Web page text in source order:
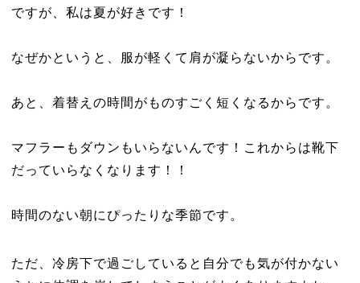
ですが、私は夏が好きです！
なぜかというと、服が軽くて肩が凝らないからです。
あと、着替えの時間がものすごく短くなるからです。
マフラーもダウンもいらないんです！これからは靴下
だっていらなくなります！！
時間のない朝にぴったりな季節です。
ただ、冷房下で過ごしていると自分でも気が付かない